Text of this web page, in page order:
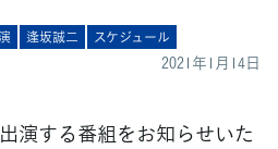
逢坂誠二 スケジュール
2021年1月14日
演する番組をお知らせいた